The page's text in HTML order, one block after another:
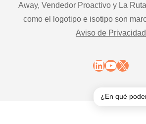
Away, Vendedor Proactivo y La
como el logotipo e isotipo son
Aviso de Privacidad
LinkedIn
YouTube
X
¿En qué